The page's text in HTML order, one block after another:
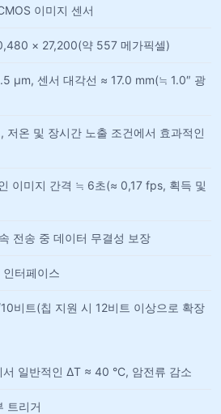
이미지 센서
× 27,200(약 557 메가픽셀)
µm, 센서 대각선 ≈ 17.0 mm(≒ 1.0″ 광
저온 및 장시간 노출 조건에서 효과적인
이미지 간격 ≒ 6초(≈ 0,17 fps, 획득 및
전송 중 데이터 무결성 보장
터페이스
비트(칩 지원 시 12비트 이상으로 확장
일반적인 ΔT ≈ 40 °C, 암전류 감소
트리거